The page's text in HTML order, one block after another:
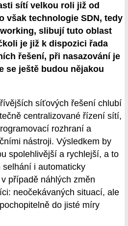
sítí velkou roli již od
však technologie SDN, tedy
slibují tuto oblast
je již k dispozici řada
řešení, při nasazování je
se ještě budou nějakou
síťových řešení chlubí
centralizované řízení sítí,
rozhraní a
nástroji. Výsledkem by
spolehlivější a rychlejší, a to
i automaticky
případě náhlých změn
neočekávaných situací, ale
do jisté míry